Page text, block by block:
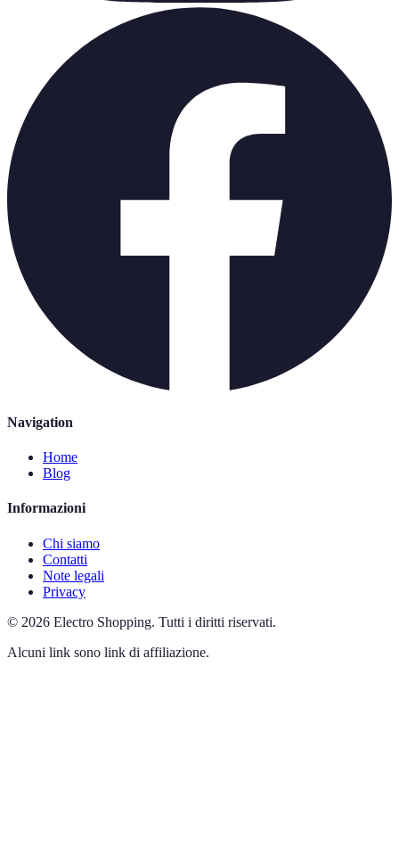
Navigation
Home
Blog
Informazioni
Chi siamo
Contatti
Note legali
Privacy
© 2026 Electro Shopping. Tutti i diritti riservati.
Alcuni link sono link di affiliazione.